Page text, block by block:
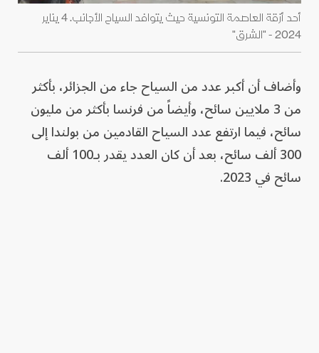
أحد أزقة العاصمة التونسية حيث يتوافد السياح الأجانب. 4 يناير
2024 - "الشرق"
وأضاف أن أكبر عدد من السياح جاء من الجزائر، بأكثر
من 3 ملايين سائح، وأيضاً من فرنسا بأكثر من مليون
سائح، فيما ارتفع عدد السياح القادمين من بولندا إلى
300 ألف سائح، بعد أن كان العدد يقدر بـ100 ألف
سائح في 2023.